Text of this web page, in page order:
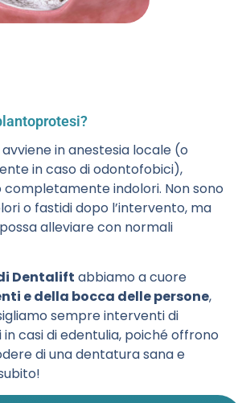
in anestesia locale (o
in caso di odontofobici),
completamente indolori. Non sono
o fastidi dopo l’intervento, ma
alleviare con normali
Dentalift abbiamo a cuore
e della bocca delle persone,
sempre interventi di
casi di edentulia, poiché offrono
di una dentatura sana e